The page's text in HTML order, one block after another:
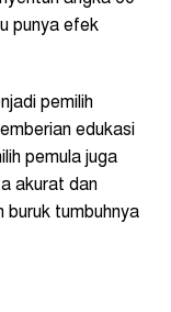
punya efek
pemilih
edukasi
pemula juga
akurat dan
buruk tumbuhnya